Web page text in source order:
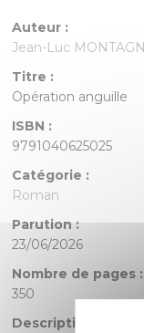
Auteur :
Jean-Luc
Titre :
Opération anguille
ISBN :
9791040625025
Catégorie :
Roman
Parution :
23/06/2026
Nombre de pages :
350
Description :